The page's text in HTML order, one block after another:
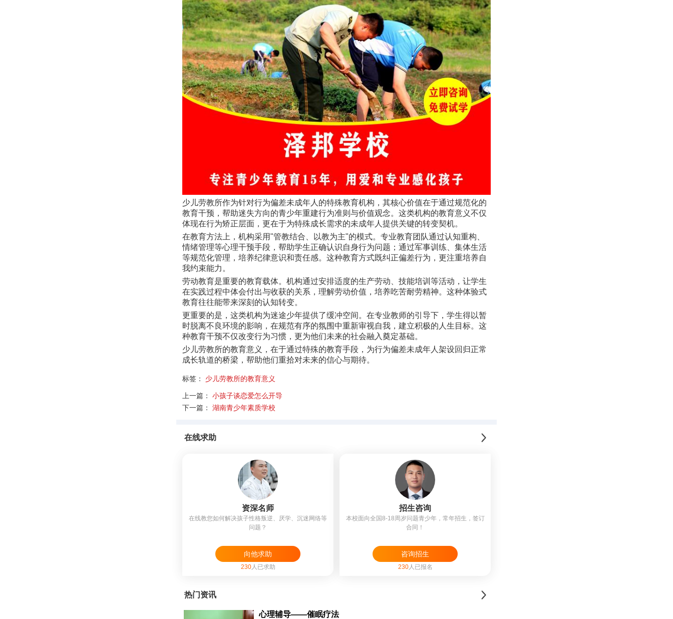
少儿劳教所作为针对行为偏差未成年人的特殊教育机构，其核心价值在于通过规范化的
教育干预，帮助迷失方向的青少年重建行为准则与价值观念。这类机构的教育意义不仅
体现在行为矫正层面，更在于为特殊成长需求的未成年人提供关键的转变契机。
在教育方法上，机构采用"管教结合、以教为主"的模式。专业教育团队通过认知重构、
情绪管理等心理干预手段，帮助学生正确认识自身行为问题；通过军事训练、集体生活
等规范化管理，培养纪律意识和责任感。这种教育方式既纠正偏差行为，更注重培养自
我约束能力。
劳动教育是重要的教育载体。机构通过安排适度的生产劳动、技能培训等活动，让学生
在实践过程中体会付出与收获的关系，理解劳动价值，培养吃苦耐劳精神。这种体验式
教育往往能带来深刻的认知转变。
更重要的是，这类机构为迷途少年提供了缓冲空间。在专业教师的引导下，学生得以暂
时脱离不良环境的影响，在规范有序的氛围中重新审视自我，建立积极的人生目标。这
种教育干预不仅改变行为习惯，更为他们未来的社会融入奠定基础。
少儿劳教所的教育意义，在于通过特殊的教育手段，为行为偏差未成年人架设回归正常
成长轨道的桥梁，帮助他们重拾对未来的信心与期待。
标签： 少儿劳教所的教育意义
上一篇：
小孩子谈恋爱怎么开导
下一篇：
湖南青少年素质学校
在线求助
资深名师
在线教您如何解决孩子性格叛逆、厌学、沉迷网络等
问题？
向他求助
230人已求助
招生咨询
本校面向全国8-18周岁问题青少年，常年招生，签订
合同！
咨询招生
230人已报名
热门资讯
心理辅导——催眠疗法